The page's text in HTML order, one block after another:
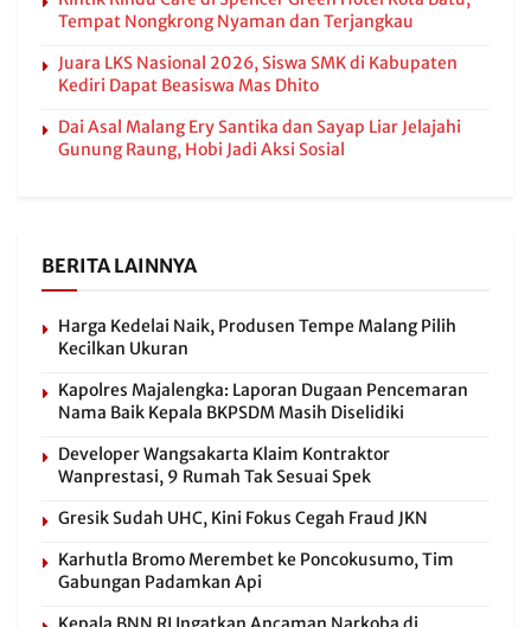
Tempat Nongkrong Nyaman dan Terjangkau
Juara LKS Nasional 2026, Siswa SMK di Kabupaten
Kediri Dapat Beasiswa Mas Dhito
Dai Asal Malang Ery Santika dan Sayap Liar Jelajahi
Gunung Raung, Hobi Jadi Aksi Sosial
BERITA LAINNYA
Harga Kedelai Naik, Produsen Tempe Malang Pilih
Kecilkan Ukuran
Kapolres Majalengka: Laporan Dugaan Pencemaran
Nama Baik Kepala BKPSDM Masih Diselidiki
Developer Wangsakarta Klaim Kontraktor
Wanprestasi, 9 Rumah Tak Sesuai Spek
Gresik Sudah UHC, Kini Fokus Cegah Fraud JKN
Karhutla Bromo Merembet ke Poncokusumo, Tim
Gabungan Padamkan Api